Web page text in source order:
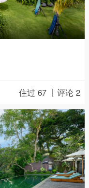
住过 67 丨评论 2